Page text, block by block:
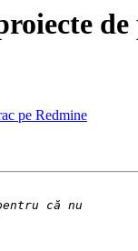
de
pe Redmine